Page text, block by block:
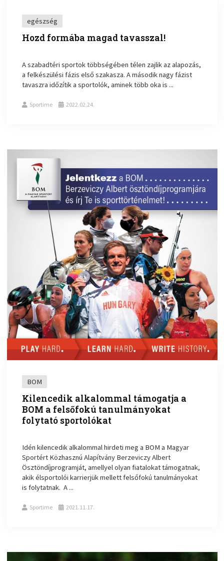
egészség
Hozd formába magad tavasszal!
A szabadtéri sportok többségében télen zajlik az alapozás,
a felkészülési fázis első szakasza. A második nagy fázist
tavaszra időzítik a sportolók, aminek több oka is ...
Sportime 2022.02.24.
BOM
Kilencedik alkalommal támogatja a
BOM a felsőfokú tanulmányokat
folytató sportolókat
Idén kilencedik alkalommal hirdeti meg a BOM a Magyar
Sportért Közhasznú Alapítvány Berzeviczy Albert
Ösztöndíjprogramját, amellyel olyan fiatalokat támogatnak,
akik élsportolói karrierjük mellett felsőfokú tanulmányokat
is folytatnak. A ...
Sportime 2021.11.17.